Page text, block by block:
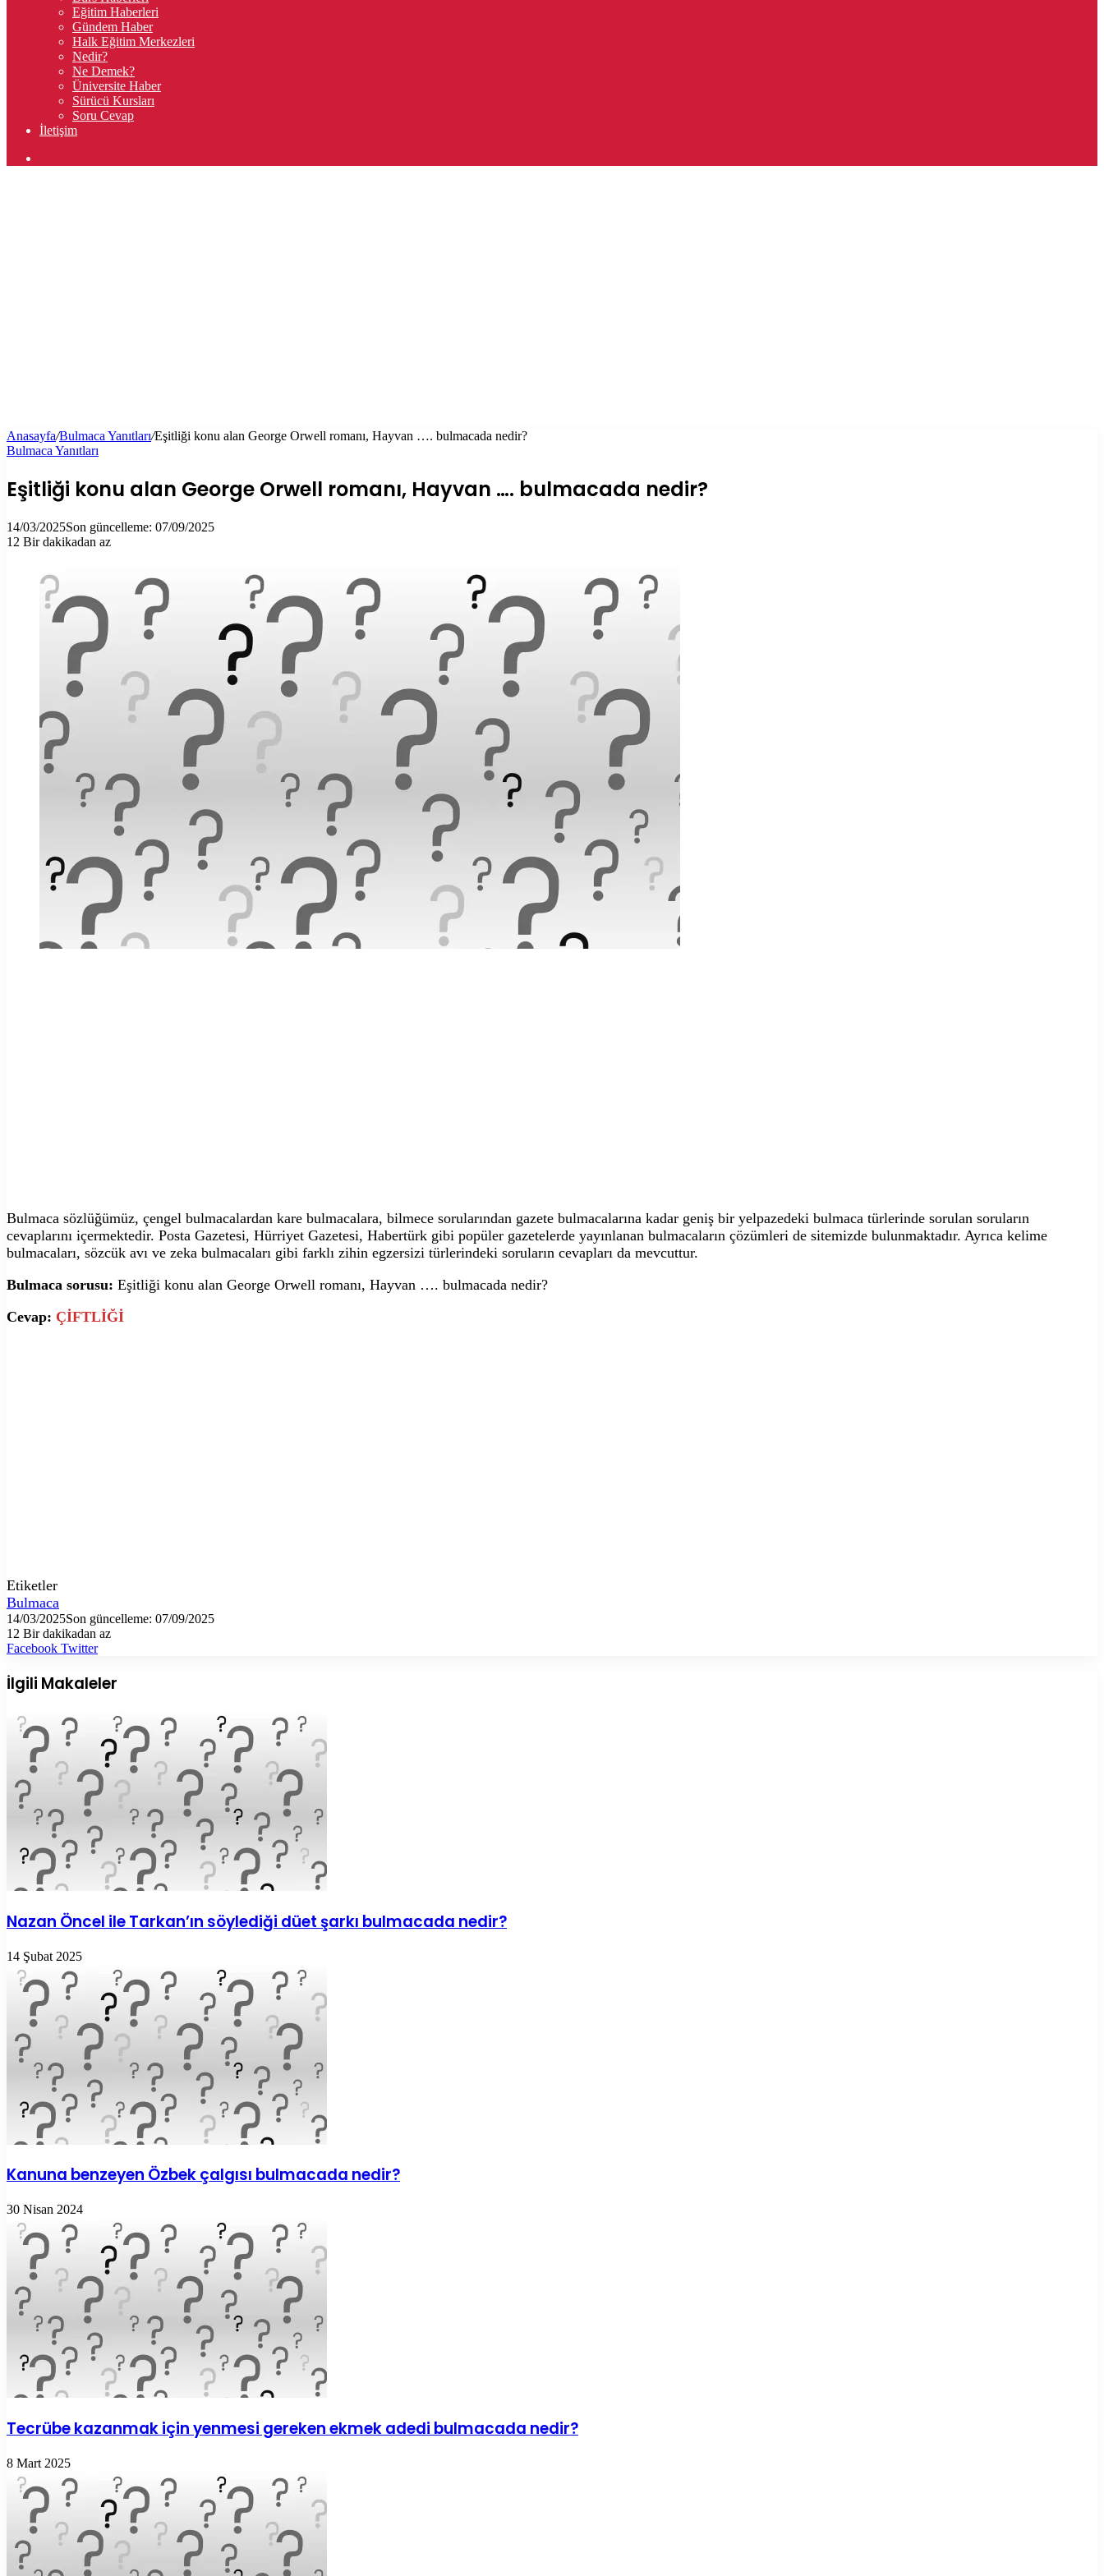
Eğitim Haberleri
Gündem Haber
Halk Eğitim Merkezleri
Nedir?
Ne Demek?
Üniversite Haber
Sürücü Kursları
Soru Cevap
İletişim
Anasayfa/Bulmaca Yanıtları/Eşitliği konu alan George Orwell romanı, Hayvan …. bulmacada nedir?
Bulmaca Yanıtları
Eşitliği konu alan George Orwell romanı, Hayvan …. bulmacada nedir?
14/03/2025Son güncelleme: 07/09/2025
12 Bir dakikadan az
Bulmaca sözlüğümüz, çengel bulmacalardan kare bulmacalara, bilmece sorularından gazete bulmacalarına kadar geniş bir yelpazedeki bulmaca türlerinde sorulan soruların
cevaplarını içermektedir. Posta Gazetesi, Hürriyet Gazetesi, Habertürk gibi popüler gazetelerde yayınlanan bulmacaların çözümleri de sitemizde bulunmaktadır. Ayrıca kelime
bulmacaları, sözcük avı ve zeka bulmacaları gibi farklı zihin egzersizi türlerindeki soruların cevapları da mevcuttur.
Bulmaca sorusu: Eşitliği konu alan George Orwell romanı, Hayvan …. bulmacada nedir?
Cevap: ÇİFTLİĞİ
Etiketler
Bulmaca
14/03/2025Son güncelleme: 07/09/2025
12 Bir dakikadan az
Facebook TwitterLinkedIn
Tumblr
Pinterest
Reddit
VKontakte
E-
ile
paylaş
Yazdır
İlgili Makaleler
Nazan Öncel ile Tarkan’ın söylediği düet şarkı bulmacada nedir?
14 Şubat 2025
Kanuna benzeyen Özbek çalgısı bulmacada nedir?
30 Nisan 2024
Tecrübe kazanmak için yenmesi gereken ekmek adedi bulmacada nedir?
8 Mart 2025